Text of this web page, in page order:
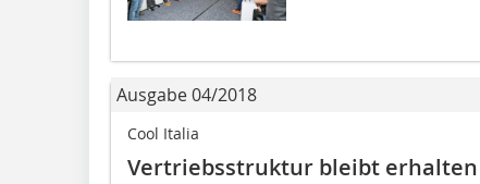
Ausgabe 04/2018
Cool Italia
Vertriebsstruktur bleibt erhalten